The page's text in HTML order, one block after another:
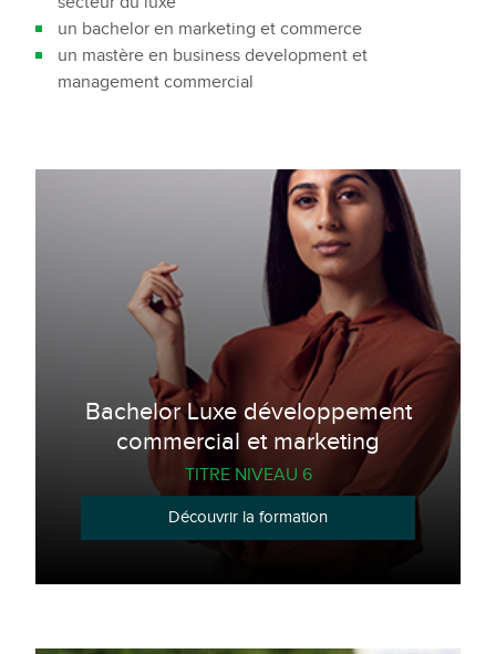
un bachelor en marketing et commerce
un mastère en business development et
management commercial
Bachelor Luxe développement
commercial et marketing
TITRE NIVEAU 6
Découvrir la formation